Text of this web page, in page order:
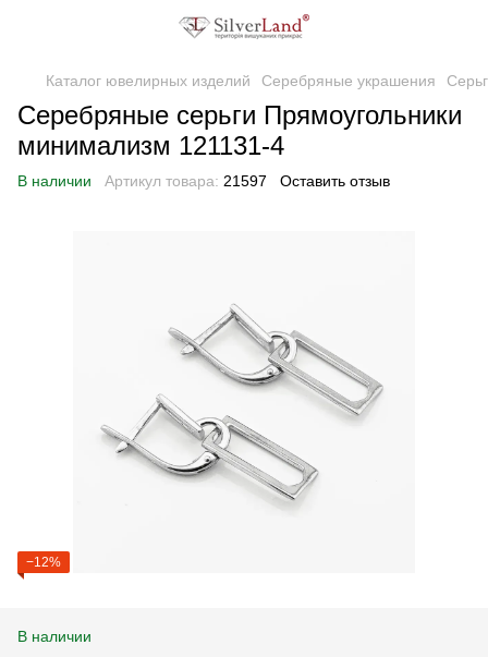
Каталог ювелирных изделий Серебряные украшения
Серебряные серьги Прямоугольники
минимализм 121131-4
В наличии Артикул товара: 21597 Оставить отзыв
−12%
В наличии